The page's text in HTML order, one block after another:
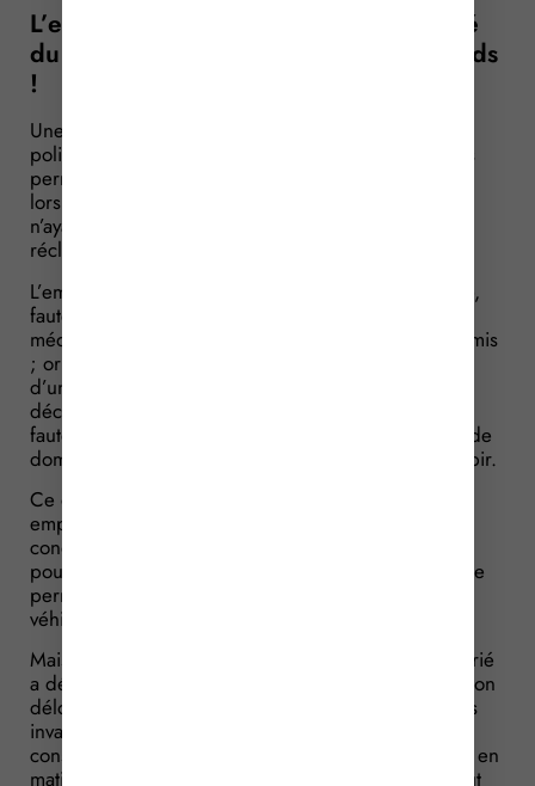
L’employeur doit s’assurer de la validité
du permis de ses chauffeurs poids-lourds
!
Une entreprise de transport a mis en place une
politique de contrôle systématique de la validité des
permis de conduire de ses chauffeurs poids-lourds,
lors de la remise des bulletins de paie. Un salarié
n’ayant pas présenté son permis, l’employeur le lui
réclame, par écrit.
L’employeur constate que le permis n’est plus valide,
faute pour le salarié de s’être soumis à la visite
médicale obligatoire au renouvellement de son permis
; or il s’avère que le salarié a conduit, pendant plus
d’un mois, des véhicules poids-lourds. L’employeur
décide donc de procéder à son licenciement pour
faute grave et à lui réclamer, en outre, le paiement de
dommage-intérêts pour les risques qu’il lui a fait subir.
Ce que le salarié refuse. Pour lui, il revenait à son
employeur de veiller à la régularité du permis de
conduire et à prendre toutes les dispositions utiles
pour le soumettre, en temps utile, à la visite médicale
permettant de vérifier son aptitude à la conduite de
véhicules poids-lourds.
Mais l’employeur considère, quant à lui, que le salarié
a délibérément exécuté son contrat de travail de façon
déloyale en conduisant les véhicules avec un permis
invalide. Le salarié lui a fait encourir des risques
considérables, tant pour la violation des règlements en
matière de circulation qu’en matière d’assurance tout